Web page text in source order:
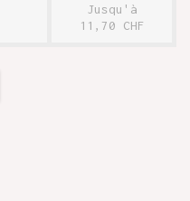
Jusqu'à
11,70 CHF